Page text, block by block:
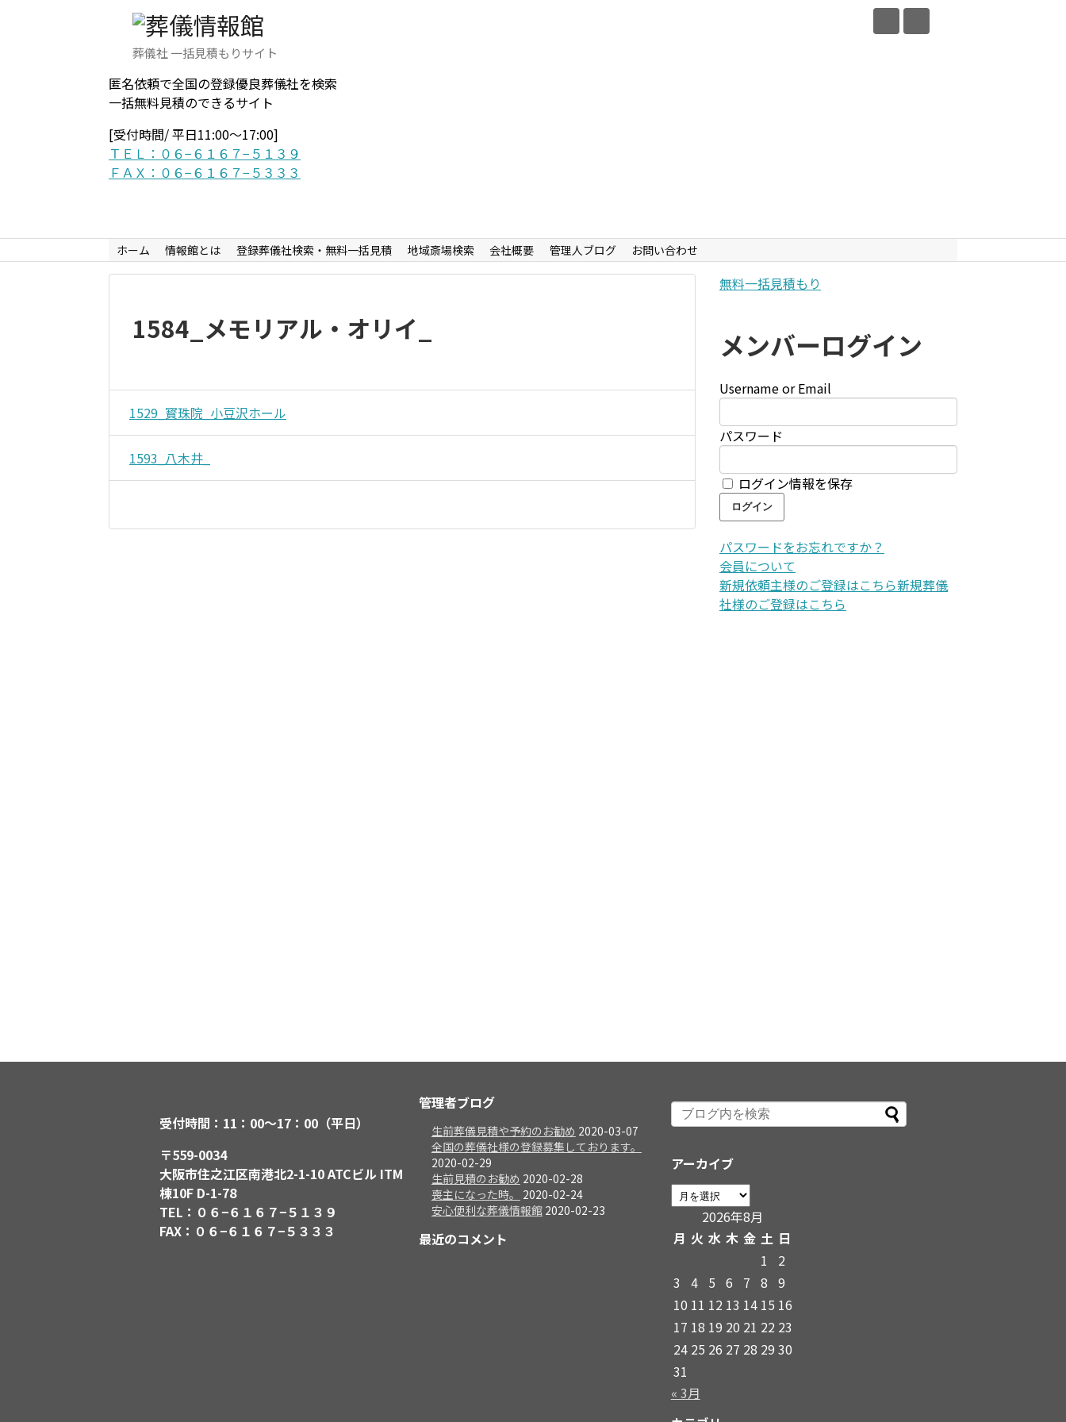
葬儀社 一括見積もりサイト
匿名依頼で全国の登録優良葬儀社を検索
一括無料見積のできるサイト
[受付時間/ 平日11:00〜17:00]
ＴＥＬ：０６−６１６７−５１３９
ＦＡＸ：０６−６１６７−５３３３
ホーム 情報館とは 登録葬儀社検索・無料一括見積 地域斎場検索 会社概要 管理人ブログ お問い合わせ
1584_メモリアル・オリイ_
1529_寳珠院_小豆沢ホール
1593_八木井_
無料一括見積もり
メンバーログイン
Username or Email
パスワード
ログイン情報を保存
パスワードをお忘れですか？
会員について
新規依頼主様のご登録はこちら新規葬儀
社様のご登録はこちら
受付時間：11：00〜17：00（平日）
〒559-0034
大阪市住之江区南港北2-1-10 ATCビル ITM
棟10F D-1-78
TEL：０６−６１６７−５１３９
FAX：０６−６１６７−５３３３
管理者ブログ
生前葬儀見積や予約のお勧め 2020-03-07
全国の葬儀社様の登録募集しております。
2020-02-29
生前見積のお勧め 2020-02-28
喪主になった時。
2020-02-24
安心便利な葬儀情報館 2020-02-23
最近のコメント
アーカイブ
2026年8月
月 火 水 木 金 土 日
1
2
3
4 5 6 7 8 9
10 11 12 13 14 15 16
17 18 19 20 21 22 23
24 25 26 27 28 29 30
31
« 3月